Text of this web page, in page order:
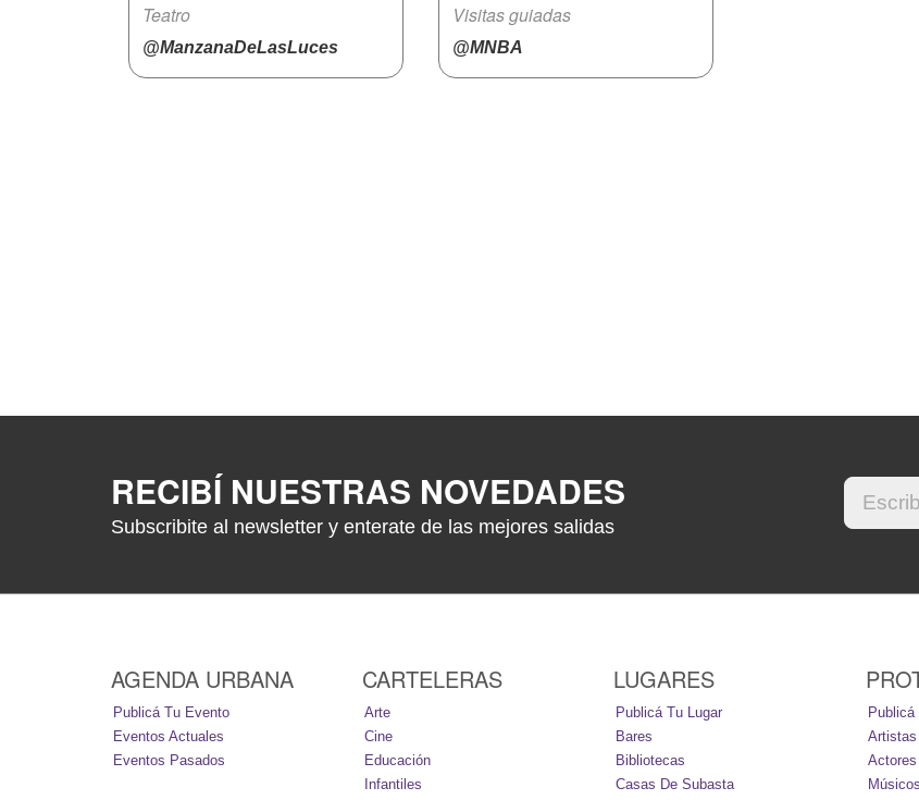
Teatro
@ManzanaDeLasLuces
Visitas guiadas
@MNBA
RECIBÍ NUESTRAS NOVEDADES
Subscribite al newsletter y enterate de las mejores salidas
AGENDA URBANA
Publicá Tu Evento
Eventos Actuales
Eventos Pasados
CARTELERAS
Arte
Cine
Educación
Infantiles
LUGARES
Publicá Tu Lugar
Bares
Bibliotecas
Casas De Subasta
Artistas
Actores
Músicos